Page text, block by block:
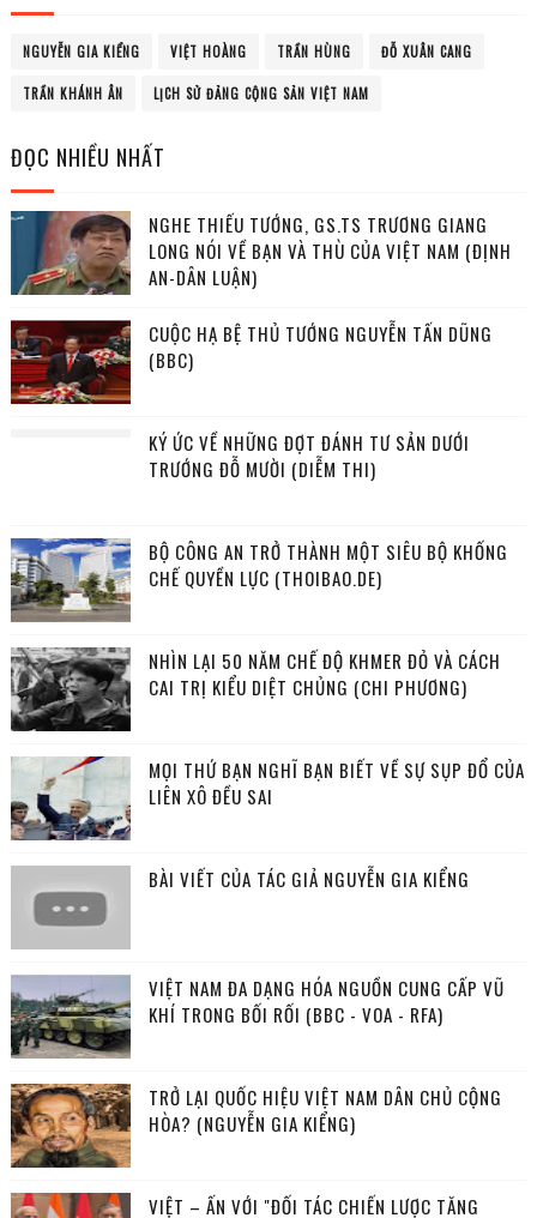
NGUYỄN GIA KIỂNG VIỆT HOÀNG TRẦN HÙNG ĐỖ XUÂN CANG
TRẦN KHÁNH ÂN LỊCH SỬ ĐẢNG CỘNG SẢN VIỆT NAM
ĐỌC NHIỀU NHẤT
NGHE THIẾU TƯỚNG, GS.TS TRƯƠNG GIANG
LONG NÓI VỀ BẠN VÀ THÙ CỦA VIỆT NAM (ĐỊNH
AN-DÂN LUẬN)
CUỘC HẠ BỆ THỦ TƯỚNG NGUYỄN TẤN DŨNG
(BBC)
KÝ ỨC VỀ NHỮNG ĐỢT ĐÁNH TƯ SẢN DƯỚI
TRƯỚNG ĐỖ MƯỜI (DIỄM THI)
BỘ CÔNG AN TRỞ THÀNH MỘT SIÊU BỘ KHỐNG
CHẾ QUYỀN LỰC (THOIBAO.DE)
NHÌN LẠI 50 NĂM CHẾ ĐỘ KHMER ĐỎ VÀ CÁCH
CAI TRỊ KIỂU DIỆT CHỦNG (CHI PHƯƠNG)
MỌI THỨ BẠN NGHĨ BẠN BIẾT VỀ SỰ SỤP ĐỔ CỦA
LIÊN XÔ ĐỀU SAI
BÀI VIẾT CỦA TÁC GIẢ NGUYỄN GIA KIỂNG
VIỆT NAM ĐA DẠNG HÓA NGUỒN CUNG CẤP VŨ
KHÍ TRONG BỐI RỐI (BBC - VOA - RFA)
TRỞ LẠI QUỐC HIỆU VIỆT NAM DÂN CHỦ CỘNG
HÒA? (NGUYỄN GIA KIỂNG)
VIỆT – ẤN VỚI "ĐỐI TÁC CHIẾN LƯỢC TĂNG